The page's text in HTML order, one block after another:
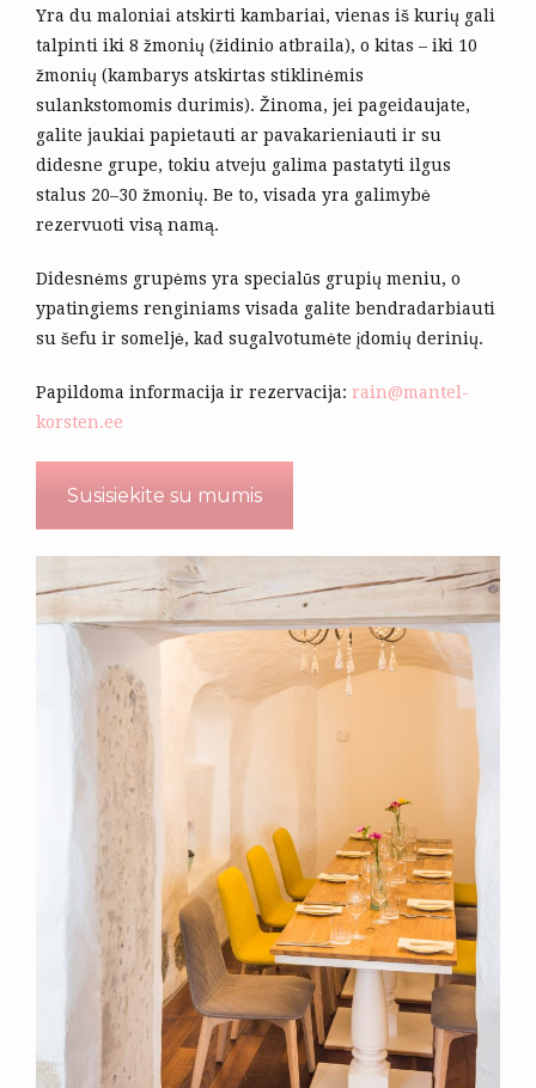
Yra du maloniai atskirti kambariai, vienas iš kurių gali
talpinti iki 8 žmonių (židinio atbraila), o kitas – iki 10
žmonių (kambarys atskirtas stiklinėmis
sulankstomomis durimis). Žinoma, jei pageidaujate,
galite jaukiai papietauti ar pavakarieniauti ir su
didesne grupe, tokiu atveju galima pastatyti ilgus
stalus 20–30 žmonių. Be to, visada yra galimybė
rezervuoti visą namą.
Didesnėms grupėms yra specialūs grupių meniu, o
ypatingiems renginiams visada galite bendradarbiauti
su šefu ir someljė, kad sugalvotumėte įdomių derinių.
Papildoma informacija ir rezervacija: rain@mantel-
korsten.ee
Susisiekite su mumis